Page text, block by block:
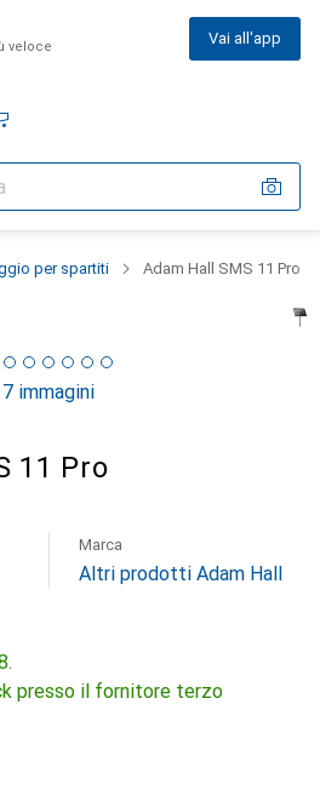
veloce Vai all'app
per spartiti Adam Hall SMS 11 Pro
7 immagini
11 Pro
Marca
Altri prodotti Adam Hall
presso il fornitore terzo